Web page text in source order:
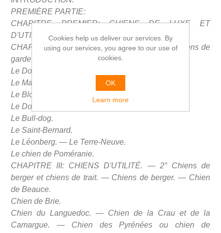
PREMIÈRE PARTIE:
CHAPITRE PREMIER: CHIENS DE LUXE ET
D'UTILITÉ. — Classification.
CHAPITRE II: LES CHIENS D'UTILITÉ. — 1° Chiens de
garde et de défense. — Le grand Danois
Le Dogue d'Ulm. — Le Mastiff.
Le Mastiff du Thibet. — Le Dogue de Cuba.
Le Bloodhound.
Le Dogue de Bordeaux.
Le Bull-dog.
Le Saint-Bernard.
Le Léonberg. — Le Terre-Neuve.
Le chien de Poméranie.
CHAPITRE III: CHIENS D'UTILITÉ. — 2° Chiens de
berger et chiens de trait. — Chiens de berger. — Chien
de Beauce.
Chien de Brie.
Chien du Languedoc. — Chien de la Crau et de la
Camargue. — Chien des Pyrénées ou chien de
Cookies help us deliver our services. By
using our services, you agree to our use of
cookies.
OK
Learn more